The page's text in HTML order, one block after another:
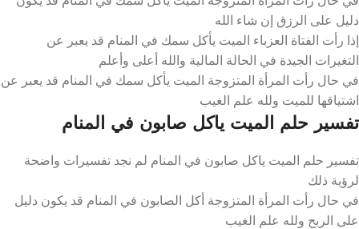
دليل على الرزق إن شاء الله
إذا رأت الفتاة العزباء الميت يأكل سمك في المنام قد يعبر عن
التغيرات الجيدة في الحالة المالية والله أعلى وأعلم
في حال رأت المرأة المتزوجة الميت يأكل سمك في المنام قد يعبر عن
اشتياقها للميت ولله علم الغيب
تفسير حلم الميت ياكل صابون في المنام
تفسير حلم الميت ياكل صابون في المنام لم نجد تفسيرات واضحة
لرؤية ذلك
في حال رأت المرأة المتزوجة أكل الصابون في المنام قد يكون دليل
على الربح ولله علم الغيب